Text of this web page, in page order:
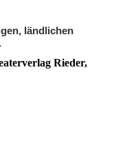
ländlichen
Rieder,